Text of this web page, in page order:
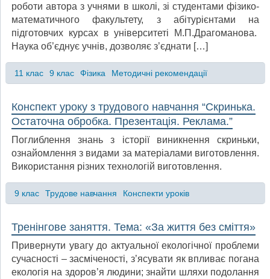
роботи автора з учнями в школі, зі студентами фізико-
математичного факультету, з абітурієнтами на
підготовчих курсах в університеті М.П.Драгоманова.
Наука об’єднує учнів, дозволяє з’єднати […]
11 клас 9 клас Фізика Методичні рекомендації
Конспект уроку з трудового навчання “Скринька.
Остаточна обробка. Презентація. Реклама.”
Поглиблення знань з історії виникнення скриньки,
ознайомлення з видами за матеріалами виготовлення.
Використання різних технологій виготовлення.
9 клас Трудове навчання Конспекти уроків
Тренінгове заняття. Тема: «За життя без сміття»
Привернути увагу до актуальної екологічної проблеми
сучасності – засміченості, з’ясувати як впливає погана
екологія на здоров’я людини; знайти шляхи подолання